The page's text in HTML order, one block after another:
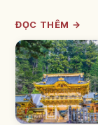
ĐỌC THÊM →